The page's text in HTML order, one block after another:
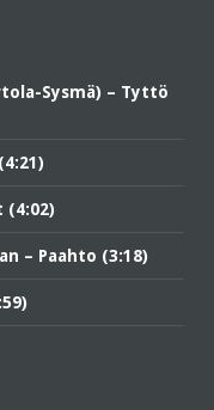
Sysmä) – Tyttö
– Paahto (3:18)